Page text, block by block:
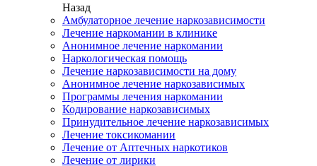
Назад
Амбулаторное лечение наркозависимости
Лечение наркомании в клинике
Анонимное лечение наркомании
Наркологическая помощь
Лечение наркозависимости на дому
Анонимное лечение наркозависимых
Программы лечения наркомании
Кодирование наркозависимых
Принудительное лечение наркозависимых
Лечение токсикомании
Лечение от Аптечных наркотиков
Лечение от лирики